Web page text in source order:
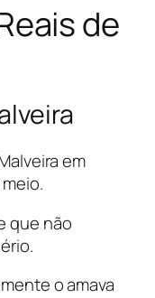
de
em
que não
o amava